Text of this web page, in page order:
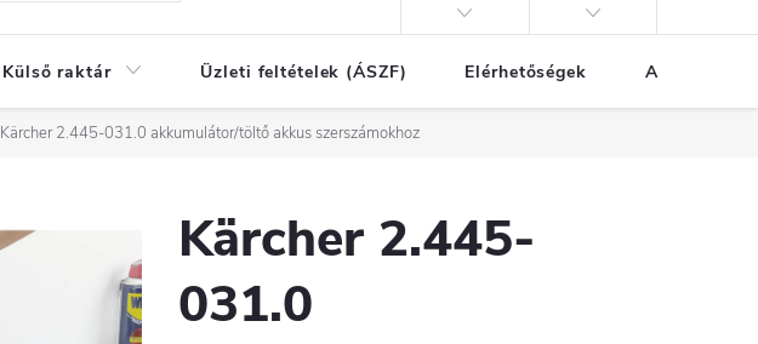
Külső raktár Üzleti feltételek (ÁSZF) Elérhetőségek A vásárlás
Kärcher 2.445-031.0 akkumulátor/töltő akkus szerszámokhoz
Kärcher 2.445-
031.0